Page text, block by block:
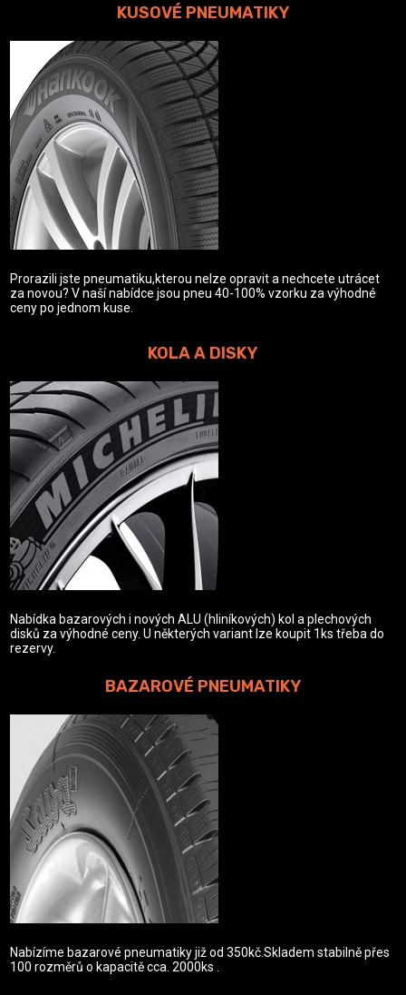
KUSOVÉ PNEUMATIKY
Prorazili jste pneumatiku,kterou nelze opravit a nechcete utrácet
za novou? V naší nabídce jsou pneu 40-100% vzorku za výhodné
ceny po jednom kuse.
KOLA A DISKY
Nabídka bazarových i nových ALU (hliníkových) kol a plechových
disků za výhodné ceny. U některých variant lze koupit 1ks třeba do
rezervy.
BAZAROVÉ PNEUMATIKY
Nabízíme bazarové pneumatiky již od 350kč.Skladem stabilně přes
100 rozměrů o kapacitě cca. 2000ks .